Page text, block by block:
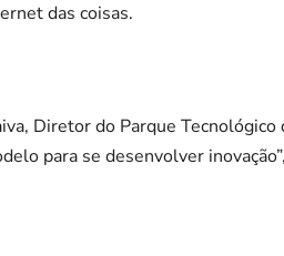
das coisas.
Diretor do Parque
para se desenvolver